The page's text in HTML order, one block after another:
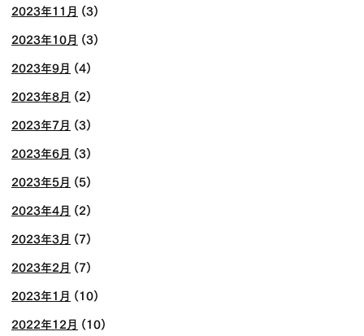
2023年11月 (3)
2023年10月 (3)
2023年9月 (4)
2023年8月 (2)
2023年7月 (3)
2023年6月 (3)
2023年5月 (5)
2023年4月 (2)
2023年3月 (7)
2023年2月 (7)
2023年1月 (10)
2022年12月 (10)